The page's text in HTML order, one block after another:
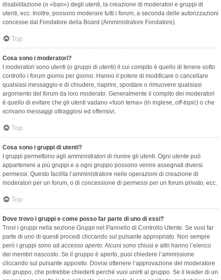
disabilitazione (o «ban») degli utenti, la creazione di moderatori e gruppi di
utenti, ecc. Inoltre, possono moderare tutti i forum, a seconda delle autorizzazioni
concesse dal Fondatore della Board (Amministratore Fondatore).
Top
Cosa sono i moderatori?
I moderatori sono utenti (o gruppi di utenti) il cui compito è quello di tenere sotto
controllo i forum giorno per giorno. Hanno il potere di modificare o cancellare
qualsiasi messaggio e di chiudere, riaprire, spostare o rimuovere qualsiasi
argomento del forum da loro moderato. Generalmente il compito dei moderatori
è quello di evitare che gli utenti vadano «fuori tema» (in inglese, off-topic) o che
scrivano messaggi oltraggiosi ed offensivi.
Top
Cosa sono i gruppi di utenti?
I gruppi permettono agli amministratori di riunire gli utenti. Ogni utente può
appartenere a più gruppi e a ogni gruppo possono venire assegnati diversi
permessi. Questo facilita l’amministratore nelle operazioni di creazione di
moderatori per un forum, o di concessione di permessi per un forum privato, ecc.
Top
Dove trovo i gruppi e come posso far parte di uno di essi?
Trovi i gruppi nella sezione Gruppi nel Pannello di Controllo Utente. Se vuoi far
parte di uno di questi procedi cliccando sul pulsante appropriato. Non sempre
però i gruppi sono ad accesso aperto. Alcuni sono chiusi e altri hanno l’elenco
dei membri nascosto. Se il gruppo è aperto, puoi chiedere l’ammissione
cliccando sul pulsante apposito. Dovrai ottenere l’approvazione del moderatore
del gruppo, che potrebbe chiederti perché vuoi unirti al gruppo. Se il leader di un